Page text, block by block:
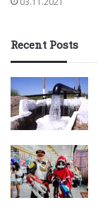
Recent Posts